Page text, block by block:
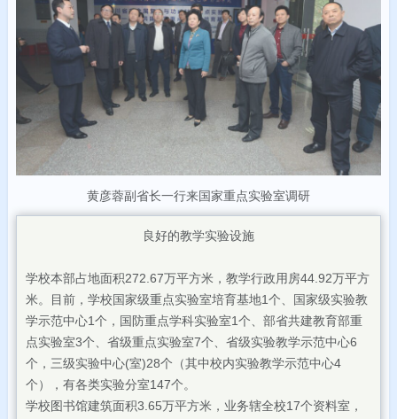
黄彦蓉副省长一行来国家重点实验室调研
良好的教学实验设施
学校本部占地面积272.67万平方米，教学行政用房44.92万平方
米。目前，学校国家级重点实验室培育基地1个、国家级实验教
学示范中心1个，国防重点学科实验室1个、部省共建教育部重
点实验室3个、省级重点实验室7个、省级实验教学示范中心6
个，三级实验中心(室)28个（其中校内实验教学示范中心4
个），有各类实验分室147个。
学校图书馆建筑面积3.65万平方米，业务辖全校17个资料室，